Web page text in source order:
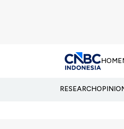
HOME
RESEARCH